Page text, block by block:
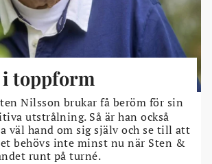
toppform
Nilsson brukar få beröm för sin
utstrålning. Så är han också
väl hand om sig själv och se till att
behövs inte minst nu när Sten &
runt på turné.